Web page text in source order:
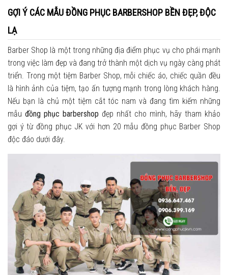
GỢI Ý CÁC MẪU ĐỒNG PHỤC BARBERSHOP BỀN ĐẸP, ĐỘC
LẠ
Barber Shop là một trong những địa điểm phục vụ cho phái mạnh
trong việc làm đẹp và đang trở thành một dịch vụ ngày càng phát
triển. Trong một tiệm Barber Shop, mỗi chiếc áo, chiếc quần đều
là hình ảnh của tiệm, tạo ấn tượng mạnh trong lòng khách hàng.
Nếu bạn là chủ một tiệm cắt tóc nam và đang tìm kiếm những
mẫu đồng phục barbershop đẹp nhất cho mình, hãy tham khảo
gợi ý từ đồng phục JK với hơn 20 mẫu đồng phục Barber Shop
độc đáo dưới đây.